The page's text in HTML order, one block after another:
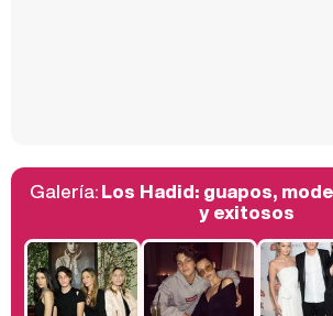
Galería:Los Hadid: guapos,
y exitosos